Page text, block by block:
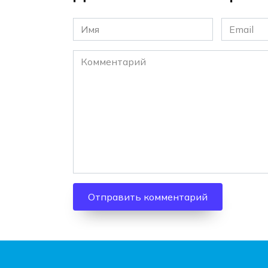
Имя
*
Email
*
Комментарий